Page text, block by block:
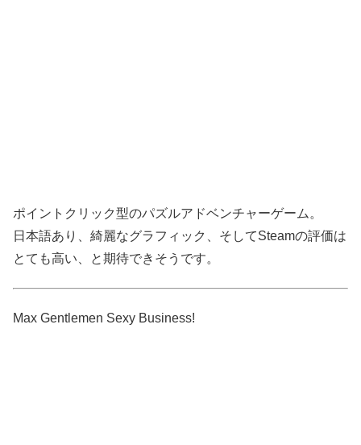
ポイントクリック型のパズルアドベンチャーゲーム。
日本語あり、綺麗なグラフィック、そしてSteamの評価は
とても高い、と期待できそうです。
Max Gentlemen Sexy Business!